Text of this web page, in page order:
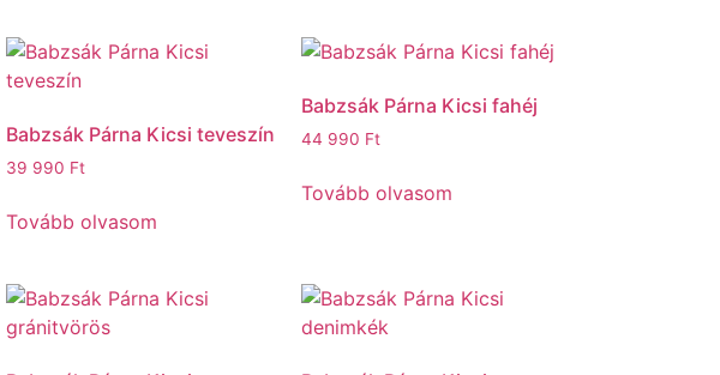
Babzsák Párna Kicsi teveszín
39 990 Ft
Tovább olvasom
Babzsák Párna Kicsi fahéj
44 990 Ft
Tovább olvasom